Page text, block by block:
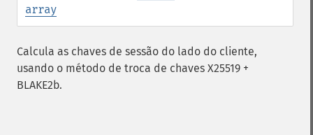
array
Calcula as chaves de sessão do lado do cliente,
usando o método de troca de chaves X25519 +
BLAKE2b.